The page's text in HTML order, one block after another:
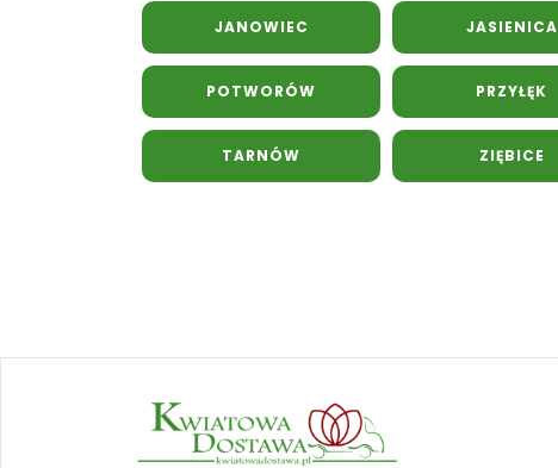
JANOWIEC JASIENICA
POTWORÓW PRZYŁĘK
TARNÓW ZIĘBICE